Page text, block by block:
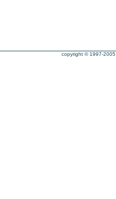
copyright © 1997-2005